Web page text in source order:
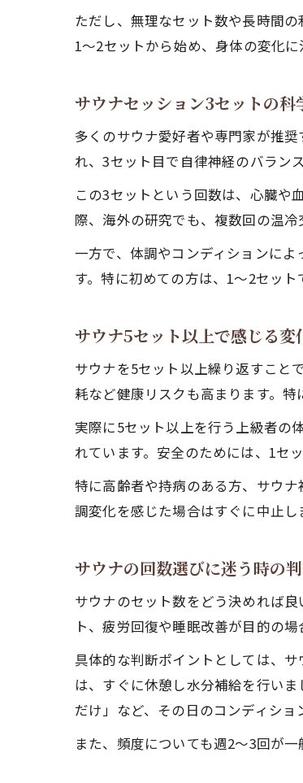
ただし、無理なセット数や長時間
1〜2セットから始め、身体の変化
サウナセッション3セットの科
多くのサウナ愛好者や専門家が推
れ、3セット目で自律神経のバラン
この3セットという回数は、心臓や
際、海外の研究でも、複数回の温
一方で、体調やコンディションに
す。特に初めての方は、1〜2セッ
サウナ5セット以上で感じる変
サウナを5セット以上繰り返すこと
耗など健康リスクも高まります。
実際に5セット以上を行う上級者の
れています。安全のためには、1セ
特に高齢者や持病のある方、サウ
調変化を感じた場合はすぐに中止し
サウナの回数選びに迷う時の
サウナのセット数をどう決めれば
ト、疲労回復や睡眠改善が目的の
具体的な判断ポイントとしては、
は、すぐに休憩し水分補給を行い
だけ」など、その日のコンディショ
また、頻度についても週2〜3回が